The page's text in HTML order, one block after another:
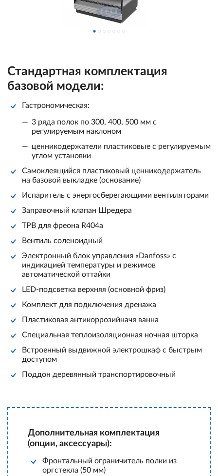
Стандартная комплектация
базовой модели:
Гастрономическая:
3 ряда полок по 300, 400, 500 мм с
регулируемым наклоном
ценникодержатели пластиковые с регулируемым
углом установки
Самоклеящийся пластиковый ценникодержатель
на базовой выкладке (основание)
Испаритель с энергосберегающими вентиляторами
Заправочный клапан Шредера
ТРВ для фреона R404a
Вентиль соленоидный
Электронный блок управления «Danfoss» с
индикацией температуры и режимов
автоматической оттайки
LED-подсветка верхняя (основной фриз)
Комплект для подключения дренажа
Пластиковая антикоррозийначя ванна
Специальная теплоизоляционная ночная шторка
Встроенный выдвижной электрошкаф с быстрым
доступом
Поддон деревянный транспортировочный
Дополнительная комплектация
(опции, аксессуары):
Фронтальный ограничитель полки из
оргстекла (50 мм)